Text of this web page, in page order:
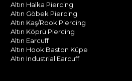
Altın Halka Piercing
Altın Göbek Piercing
Altın Kaş/Rook Piercing
Altın Köprü Piercing
Altın Earcuff
Altın Hook Baston Küpe
Altın Industrial Earcuff